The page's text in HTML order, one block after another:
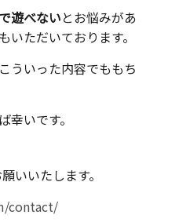
遊べないとお悩みがあ
いただいております。
ういった内容でももち
幸いです。
いいたします。
contact/